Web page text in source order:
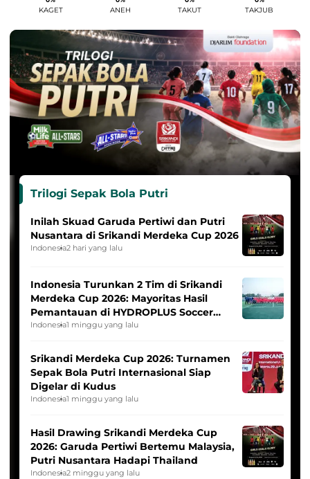
KAGET ANEH TAKUT TAKJUB
Trilogi Sepak Bola Putri
Inilah Skuad Garuda Pertiwi dan Putri
Nusantara di Srikandi Merdeka Cup 2026
Indonesia2 hari yang lalu
Indonesia Turunkan 2 Tim di Srikandi
Merdeka Cup 2026: Mayoritas Hasil
Pemantauan di HYDROPLUS Soccer
League
Indonesia1 minggu yang lalu
Srikandi Merdeka Cup 2026: Turnamen
Sepak Bola Putri Internasional Siap
Digelar di Kudus
Indonesia1 minggu yang lalu
Hasil Drawing Srikandi Merdeka Cup
2026: Garuda Pertiwi Bertemu Malaysia,
Putri Nusantara Hadapi Thailand
Indonesia2 minggu yang lalu